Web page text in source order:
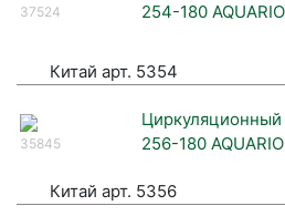
37524
254-180 AQUARIO
Китай арт. 5354
35845
Циркуляционный
256-180 AQUARIO
Китай арт. 5356